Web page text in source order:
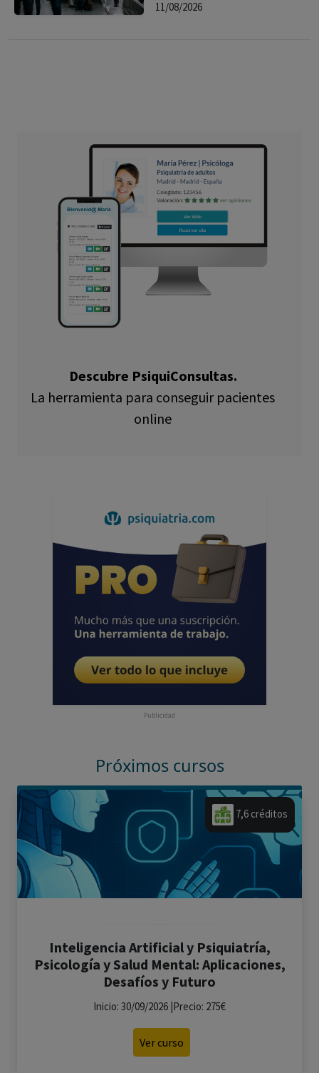
11/08/2026
Descubre PsiquiConsultas.
La herramienta para conseguir pacientes
online
Publicidad
Próximos cursos
7,6 créditos
Inteligencia Artificial y Psiquiatría,
Psicología y Salud Mental: Aplicaciones,
Desafíos y Futuro
Inicio: 30/09/2026 |Precio: 275€
Ver curso